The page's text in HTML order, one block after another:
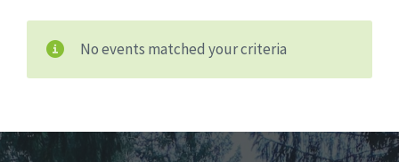
No events matched your criteria